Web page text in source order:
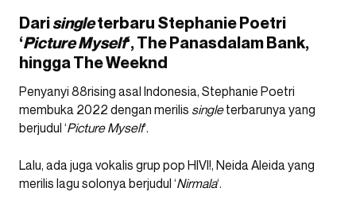
Darisingleterbaru Stephanie Poetri
‘Picture Myself‘, The Panasdalam Bank,
hingga The Weeknd
Penyanyi 88rising asal Indonesia, Stephanie Poetri
membuka 2022 dengan merilis singleterbarunya yang
berjudul ‘Picture Myself‘.
Lalu, ada juga vokalis grup pop HIVI!, Neida Aleida yang
merilis lagu solonya berjudul ‘Nirmala‘.